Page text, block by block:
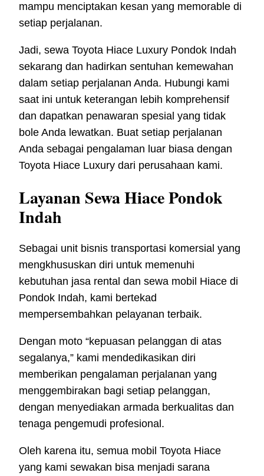
mampu menciptakan kesan yang memorable di
setiap perjalanan.
Jadi, sewa Toyota Hiace Luxury Pondok Indah
sekarang dan hadirkan sentuhan kemewahan
dalam setiap perjalanan Anda. Hubungi kami
saat ini untuk keterangan lebih komprehensif
dan dapatkan penawaran spesial yang tidak
bole Anda lewatkan. Buat setiap perjalanan
Anda sebagai pengalaman luar biasa dengan
Toyota Hiace Luxury dari perusahaan kami.
Layanan Sewa Hiace Pondok
Indah
Sebagai unit bisnis transportasi komersial yang
mengkhususkan diri untuk memenuhi
kebutuhan jasa rental dan sewa mobil Hiace di
Pondok Indah, kami bertekad
mempersembahkan pelayanan terbaik.
Dengan moto “kepuasan pelanggan di atas
segalanya,” kami mendedikasikan diri
memberikan pengalaman perjalanan yang
menggembirakan bagi setiap pelanggan,
dengan menyediakan armada berkualitas dan
tenaga pengemudi profesional.
Oleh karena itu, semua mobil Toyota Hiace
yang kami sewakan bisa menjadi sarana